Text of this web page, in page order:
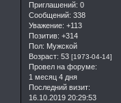
Приглашений: 0
Сообщений: 338
Уважение: +113
Позитив: +314
Пол: Мужской
Возраст: 53 [1973-04-14]
Провел на форуме:
1 месяц 4 дня
Последний визит:
16.10.2019 20:29:53